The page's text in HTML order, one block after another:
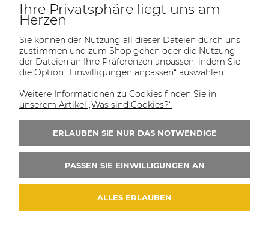
USt-IdNr.: PL6431768329
VERSAND- UND LAGERADRESSE
PEMAT S.C.
41-902, Bytom
Polen
Tel.:
+(48)515-965-404
Ihre Privatsphäre liegt uns am
Herzen
Sie können der Nutzung all dieser Dateien durch uns
zustimmen und zum Shop gehen oder die Nutzung
der Dateien an Ihre Präferenzen anpassen, indem Sie
die Option „Einwilligungen anpassen“ auswählen.
Weitere Informationen zu Cookies finden Sie in
unserem Artikel „Was sind Cookies?“
ERLAUBEN SIE NUR DAS NOTWENDIGE
PASSEN SIE EINWILLIGUNGEN AN
ALLES ERLAUBEN